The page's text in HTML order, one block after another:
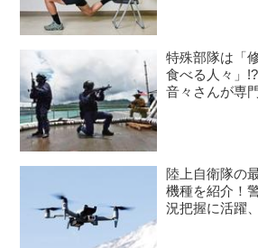
特殊部隊は「
食べる人々」
音々さんが専
陸上自衛隊の
機種を紹介！
況把握に活躍